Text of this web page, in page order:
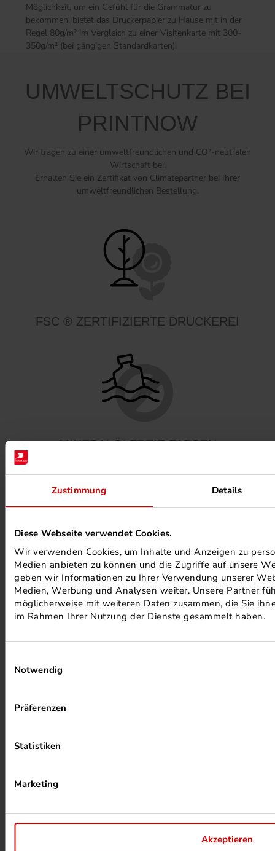
Zustimmung Details
Diese Webseite verwendet Cookies.
Wir verwenden Cookies, um Inhalte und Anzeigen zu
Medien anbieten zu können und die Zugriffe auf unsere
geben wir Informationen zu Ihrer Verwendung unserer
Medien, Werbung und Analysen weiter. Unsere Partner
möglicherweise mit weiteren Daten zusammen, die Sie
im Rahmen Ihrer Nutzung der Dienste gesammelt haben.
Notwendig
Präferenzen
Statistiken
Marketing
Akzeptieren
Möglichkeit, um ein Gefühl für die Grammatur zu
bekommen, bietet das Druckerpapier zu Hause mit in der
Regel 80g/m² im Vergleich zu einer Visitenkarte mit 300-
350g/m² (bei gängigen Standardkarten).
UMWELTSCHUTZ BEI
PRINTNOW
Wir tragen zu einer umweltfreundlichen und CO²-neutralen
Wirtschaft bei.
Erhalten Sie ein Zertifikat von Climatepartner bei Ihrer
umweltfreundlichen Bestellung.
FSC ® ZERTIFIZIERTE DRUCKEREI
MINERALÖLFREIE FARBEN
PHOTOVOLTAIK ANLAGEN
HEIZUNG PER ABWÄRME